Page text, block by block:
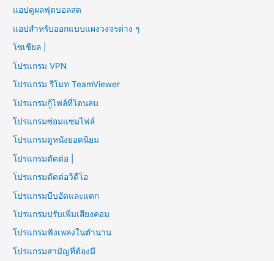
แอปดูผลฟุตบอลสด
แอปสำหรับออกแบบแผงวงจรต่าง ๆ
โซเชียล |
โปรแกรม VPN
โปรแกรม รีโมท TeamViewer
โปรแกรมกู้ไฟล์ที่โดนลบ
โปรแกรมซ่อมแซมไฟล์
โปรแกรมดูหนังยอดนิยม
โปรแกรมตัดต่อ |
โปรแกรมตัดต่อวิดีโอ
โปรแกรมบีบอัดและแตก
โปรแกรมปรับเพิ่มเสียงคอม
โปรแกรมฟังเพลงในตำนาน
โปรแกรมสามัญที่ต้องมี